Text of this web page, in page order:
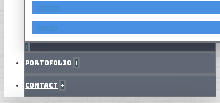
Holden
Honda
+
Portofolio +
Contact +